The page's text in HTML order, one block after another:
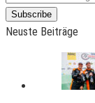
Subscribe
Neuste Beiträge